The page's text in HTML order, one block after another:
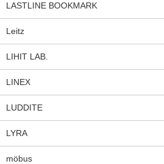
LASTLINE BOOKMARK
Leitz
LIHIT LAB.
LINEX
LUDDITE
LYRA
möbus